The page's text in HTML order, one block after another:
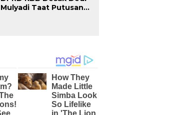
Mulyadi Taat Putusan